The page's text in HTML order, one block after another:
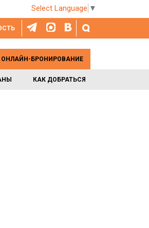
Select Language ▼
КАК ДОБРАТЬСЯ
ОНЛАЙН-БРОНИРОВАНИЕ